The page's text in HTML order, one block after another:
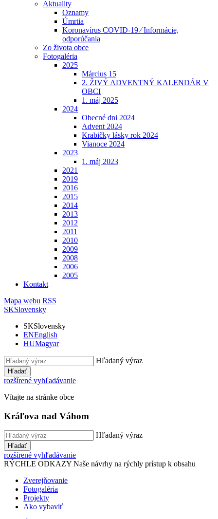
Aktuality
Oznamy
Úmrtia
Koronavírus COVID-19 ⁄ Informácie,
odporúčania
Zo života obce
Fotogaléria
2025
Március 15
2. ŽIVÝ ADVENTNÝ KALENDÁR V
OBCI
1. máj 2025
2024
Obecné dni 2024
Advent 2024
Krabičky lásky rok 2024
Vianoce 2024
2023
1. máj 2023
2021
2019
2016
2015
2014
2013
2012
2011
2010
2009
2008
2006
2005
Kontakt
Mapa webu RSS
SKSlovensky
SKSlovensky
ENEnglish
HUMagyar
Hľadaný výraz
Hľadať
rozšírené vyhľadávanie
Vítajte na stránke obce
Kráľova nad Váhom
Hľadaný výraz
Hľadať
rozšírené vyhľadávanie
RÝCHLE ODKAZY Naše návrhy na rýchly prístup k obsahu
Zverejňovanie
Fotogaléria
Projekty
Ako vybaviť